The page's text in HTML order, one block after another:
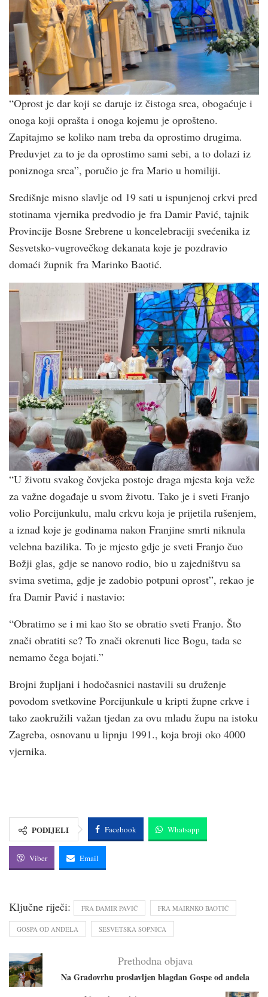
“Oprost je dar koji se daruje iz čistoga srca, obogaćuje i
onoga koji oprašta i onoga kojemu je oprošteno.
Zapitajmo se koliko nam treba da oprostimo drugima.
Preduvjet za to je da oprostimo sami sebi, a to dolazi iz
poniznoga srca”, poručio je fra Mario u homiliji.
Središnje misno slavlje od 19 sati u ispunjenoj crkvi pred
stotinama vjernika predvodio je fra Damir Pavić, tajnik
Provincije Bosne Srebrene u koncelebraciji svećenika iz
Sesvetsko-vugrovečkog dekanata koje je pozdravio
domaći župnik fra Marinko Baotić.
“U životu svakog čovjeka postoje draga mjesta koja veže
za važne događaje u svom životu. Tako je i sveti Franjo
volio Porcijunkulu, malu crkvu koja je prijetila rušenjem,
a iznad koje je godinama nakon Franjine smrti niknula
velebna bazilika. To je mjesto gdje je sveti Franjo čuo
Božji glas, gdje se nanovo rodio, bio u zajedništvu sa
svima svetima, gdje je zadobio potpuni oprost”, rekao je
fra Damir Pavić i nastavio:
“Obratimo se i mi kao što se obratio sveti Franjo. Što
znači obratiti se? To znači okrenuti lice Bogu, tada se
nemamo čega bojati.”
Brojni župljani i hodočasnici nastavili su druženje
povodom svetkovine Porcijunkule u kripti župne crkve i
tako zaokružili važan tjedan za ovu mladu župu na istoku
Zagreba, osnovanu u lipnju 1991., koja broji oko 4000
vjernika.
PODIJELI Facebook Whatsapp
Viber Email
Ključne riječi: FRA DAMIR PAVIĆ FRA MAIRNKO BAOTIĆ
GOSPA OD ANĐELA SESVETSKA SOPNICA
Prethodna objava
Na Gradovrhu proslavljen blagdan Gospe od anđela